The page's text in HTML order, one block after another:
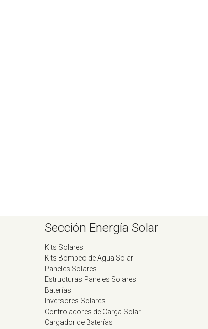
Sección Energía Solar
Kits Solares
Kits Bombeo de Agua Solar
Paneles Solares
Estructuras Paneles Solares
Baterías
Inversores Solares
Controladores de Carga Solar
Cargador de Baterías